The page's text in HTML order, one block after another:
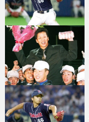
ィ
ー
バ